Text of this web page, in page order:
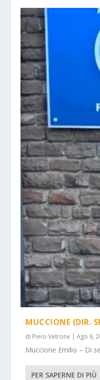
MUCCIONE (DIR.
di Piero Vetrone |Ago 9,
Muccione Emilio – Di
PER SAPERNE DI PIÙ